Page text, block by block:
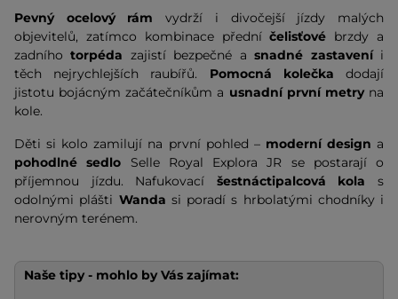
Pevný ocelový rám vydrží i divočejší jízdy malých
objevitelů, zatímco kombinace předníčelisťové brzdy a
zadníhotorpéda zajistí bezpečné asnadné zastaveníi
těch nejrychlejších raubířů. Pomocná kolečkadodají
jistotu bojácným začátečníkům a usnadní první metry na
kole.
Děti si kolo zamilují na první pohled – moderní design a
pohodlné sedlo Selle Royal Explora JR se postarají o
příjemnou jízdu. Nafukovací šestnáctipalcová kolas
odolnými plášti Wanda si poradí s hrbolatými chodníky i
nerovným terénem.
Naše tipy - mohlo by Vás zajímat: